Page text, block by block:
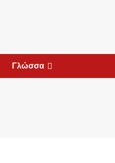
Γλώσσα